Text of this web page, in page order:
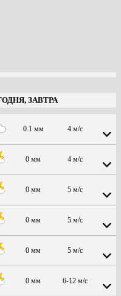
ЗАВТРА
0.1 мм 4 м/с
0 мм 4 м/с
0 мм 5 м/с
0 мм 5 м/с
0 мм 5 м/с
0 мм 6-12 м/с